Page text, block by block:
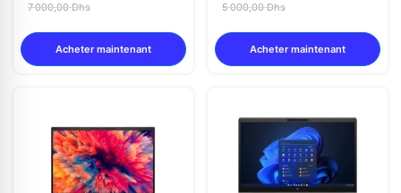
7 000,00 Dhs
Acheter maintenant
5 000,00 Dhs
Acheter maintenant